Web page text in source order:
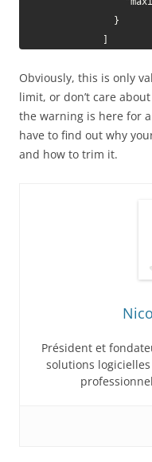
Obviously, this is only
limit, or don’t care
the warning is here for
have to find out why
and how to trim it.
Président et
solutions